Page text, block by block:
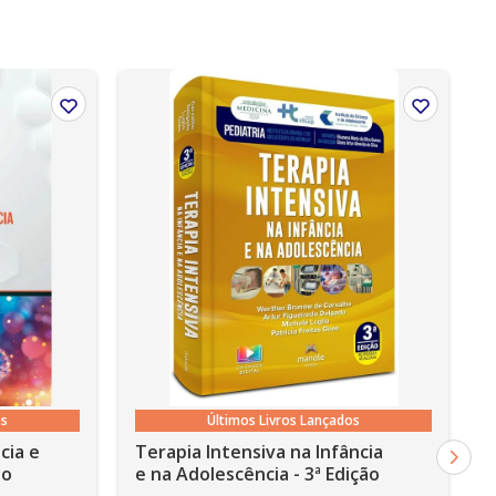
e
Últimos Livros Lançados
Terapia Intensiva na Infância
e na Adolescência - 3ª Edição